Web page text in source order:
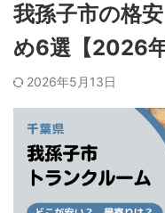
我孫子市の格
め6選【2026
2026年5月13日